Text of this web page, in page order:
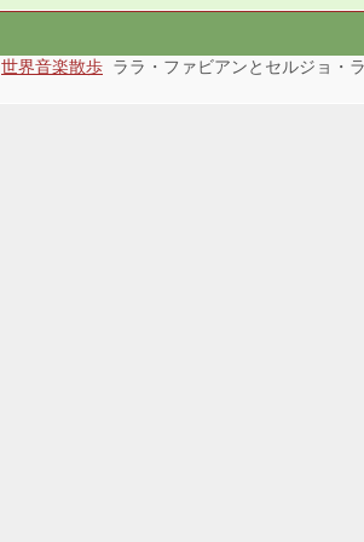
世界音楽散歩 ララ・ファビアンとセルジョ・